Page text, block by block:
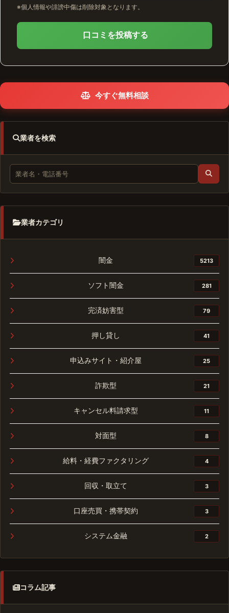
※個人情報や誹謗中傷は削除対象となります。
口コミを投稿する
今すぐ無料相談
業者を検索
業者カテゴリ
闇金 5213
ソフト闇金 281
完済妨害型 79
押し貸し 41
申込みサイト・紹介屋 25
詐欺型 21
キャンセル料請求型 11
対面型 8
給料・経費ファクタリング 4
回収・取立て 3
口座売買・携帯契約 3
システム金融 2
コラム記事